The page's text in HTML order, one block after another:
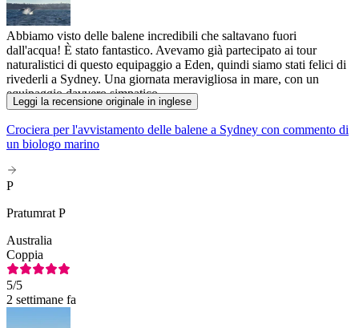
Abbiamo visto delle balene incredibili che saltavano fuori
dall'acqua! È stato fantastico. Avevamo già partecipato ai tour
naturalistici di questo equipaggio a Eden, quindi siamo stati felici di
rivederli a Sydney. Una giornata meravigliosa in mare, con un
equipaggio davvero simpatico.
Leggi la recensione originale in inglese
Crociera per l'avvistamento delle balene a Sydney con commento di
un biologo marino
P
Pratumrat P
Australia
Coppia
5/5
2 settimane fa